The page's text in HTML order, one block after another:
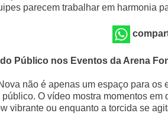
parecem trabalhar em harmonia
Público nos Eventos da Arena
não é apenas um espaço para
O vídeo mostra momentos
vibrante ou enquanto a torcida se